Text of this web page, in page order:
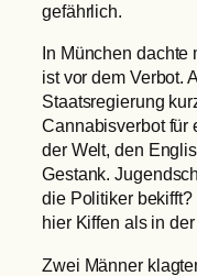
gefährlich.
In München
ist vor dem Verbot.
Staatsregierung
Cannabisverbot für
der Welt, den
Gestank.
die Politiker
hier Kiffen als in
Zwei Männer